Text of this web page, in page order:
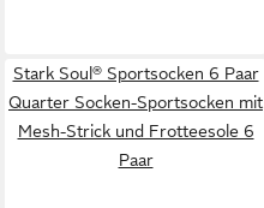
Stark Soul® Sportsocken 6 Paar
Quarter Socken-Sportsocken mit
Mesh-Strick und Frotteesole 6
Paar